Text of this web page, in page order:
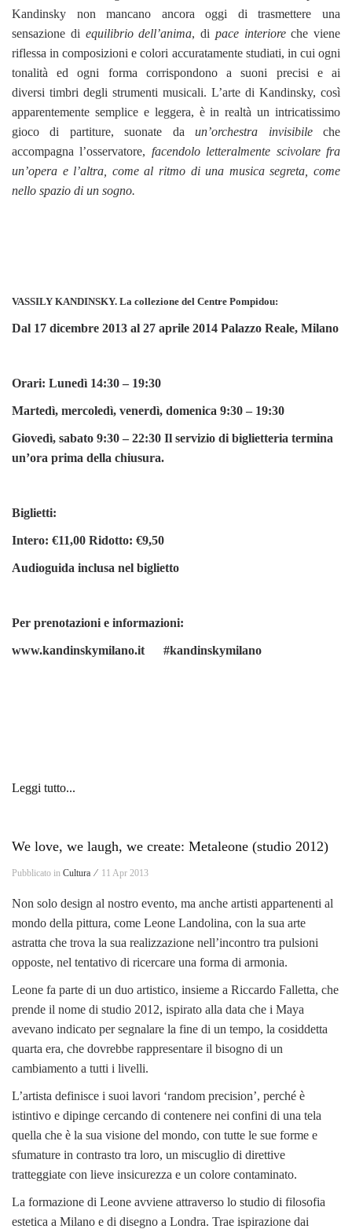
Kandinsky non mancano ancora oggi di trasmettere una
sensazione di equilibrio dell’anima, di pace interioreche viene
riflessa in composizioni e colori accuratamente studiati, in cui ogni
tonalità ed ogni forma corrispondono a suoni precisi e ai
diversi timbri degli strumenti musicali. L’arte di Kandinsky, così
apparentemente semplice e leggera, è in realtà un intricatissimo
gioco di partiture, suonate da un’orchestra invisibileche
accompagna l’osservatore, facendolo letteralmente scivolare fra
un’opera e l’altra, come al ritmo di una musica segreta, come
nello spazio di un sogno.
VASSILY KANDINSKY. La collezione del Centre Pompidou:
Dal 17 dicembre 2013 al 27 aprile 2014 Palazzo Reale, Milano
Orari: Lunedì 14:30 – 19:30
Martedì, mercoledì, venerdì, domenica 9:30 – 19:30
Giovedì, sabato 9:30 – 22:30 Il servizio di biglietteria termina
un’ora prima della chiusura.
Biglietti:
Intero: €11,00 Ridotto: €9,50
Audioguida inclusa nel biglietto
Per prenotazioni e informazioni:
www.kandinskymilano.it #kandinskymilano
Leggi tutto...
We love, we laugh, we create: Metaleone (studio 2012)
Pubblicato in Cultura ⁄ 11 Apr 2013
Non solo design al nostro evento, ma anche artisti appartenenti al
mondo della pittura, come Leone Landolina, con la sua arte
astratta che trova la sua realizzazione nell’incontro tra pulsioni
opposte, nel tentativo di ricercare una forma di armonia.
Leone fa parte di un duo artistico, insieme a Riccardo Falletta, che
prende il nome di studio 2012, ispirato alla data che i Maya
avevano indicato per segnalare la fine di un tempo, la cosiddetta
quarta era, che dovrebbe rappresentare il bisogno di un
cambiamento a tutti i livelli.
L’artista definisce i suoi lavori ‘random precision’, perché è
istintivo e dipinge cercando di contenere nei confini di una tela
quella che è la sua visione del mondo, con tutte le sue forme e
sfumature in contrasto tra loro, un miscuglio di direttive
tratteggiate con lieve insicurezza e un colore contaminato.
La formazione di Leone avviene attraverso lo studio di filosofia
estetica a Milano e di disegno a Londra. Trae ispirazione dai